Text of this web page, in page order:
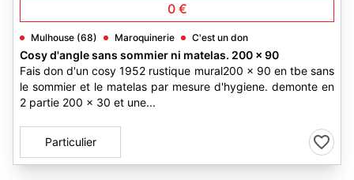
0 €
Mulhouse (68) Maroquinerie C'est un don
Cosy d'angle sans sommier ni matelas. 200 x 90
Fais don d'un cosy 1952 rustique mural200 x 90 en tbe sans
le sommier et le matelas par mesure d'hygiene. demonte en
2 partie 200 x 30 et une...
Particulier